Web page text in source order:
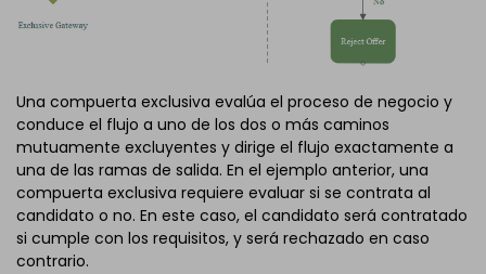
Una compuerta exclusiva evalúa el proceso de negocio y
conduce el flujo a uno de los dos o más caminos
mutuamente excluyentes y dirige el flujo exactamente a
una de las ramas de salida. En el ejemplo anterior, una
compuerta exclusiva requiere evaluar si se contrata al
candidato o no. En este caso, el candidato será contratado
si cumple con los requisitos, y será rechazado en caso
contrario.